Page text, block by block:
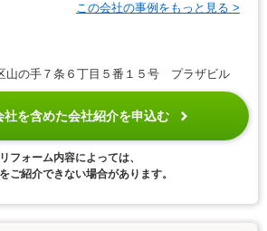
この会社の事例をもっと見る >
山の手７条６丁目５番１５号 プラザビル
社を含めた会社紹介を申込む
フォーム内容によっては、
ご紹介できない場合があります。